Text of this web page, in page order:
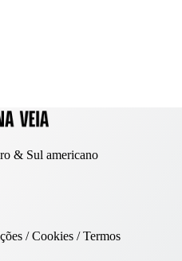
& Sul americano
/Cookies/Termos